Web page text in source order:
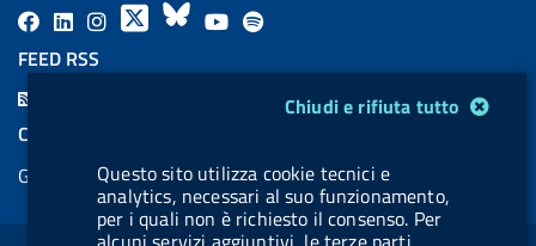
Chiudi e rifiuta tutto
Questo sito utilizza cookie tecnici e
analytics, necessari al suo funzionamento,
per i quali non è richiesto il consenso. Per
F
a
c
L
i
n
b
.
b
X
B
u
k
y
Y
u
b
e
l
b
.
b
FEED RSS
COOKIES
Gestione cookie